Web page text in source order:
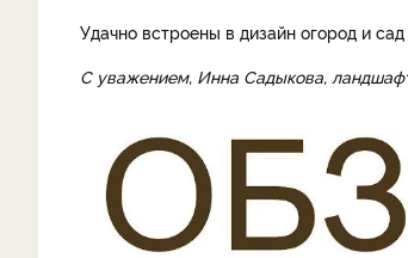
Удачно встроены в дизайн огород и
С уважением, Инна Садыкова,